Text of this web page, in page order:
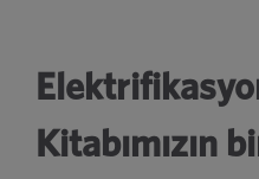
Kitabımızın